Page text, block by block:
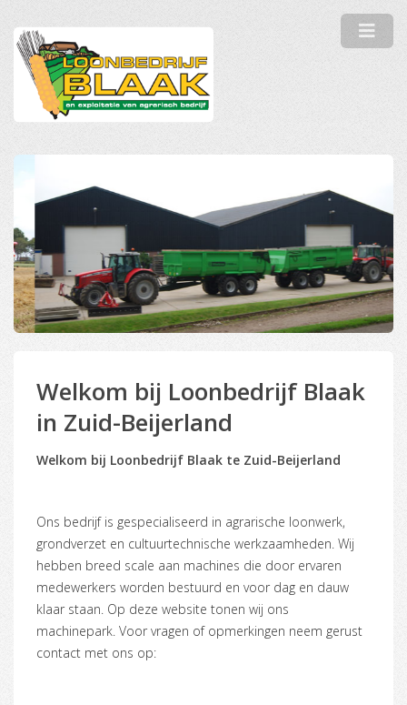
Welkom bij Loonbedrijf Blaak
in Zuid-Beijerland
Welkom bij Loonbedrijf Blaak te Zuid-Beijerland
Ons bedrijf is gespecialiseerd in agrarische loonwerk,
grondverzet en cultuurtechnische werkzaamheden. Wij
hebben breed scale aan machines die door ervaren
medewerkers worden bestuurd en voor dag en dauw
klaar staan. Op deze website tonen wij ons
machinepark. Voor vragen of opmerkingen neem gerust
contact met ons op: